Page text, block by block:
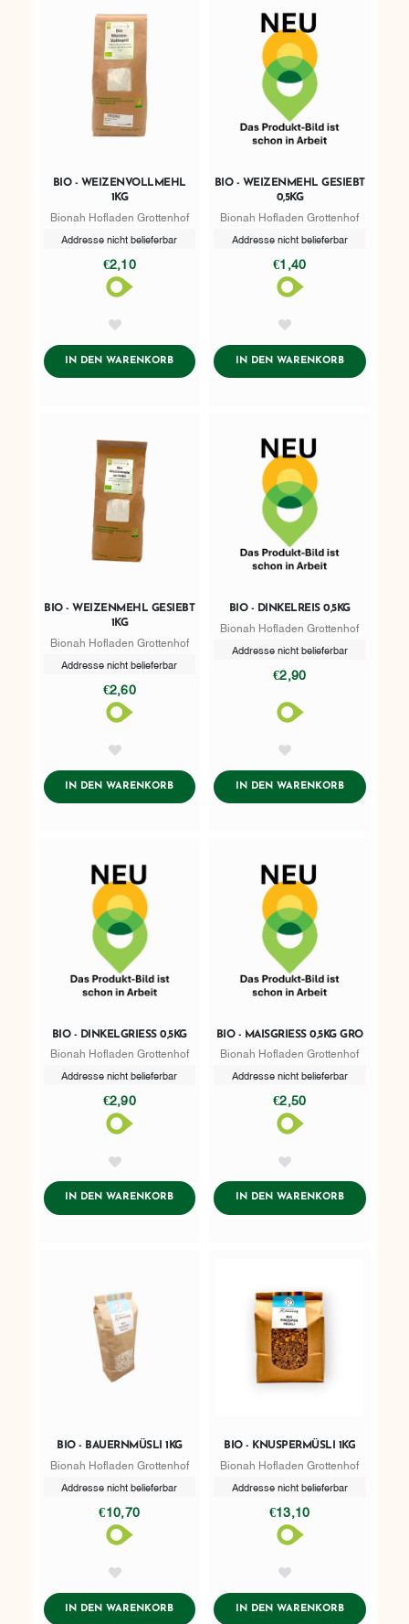
BIO - WEIZENVOLLMEHL
1KG
Bionah Hofladen Grottenhof
Addresse nicht belieferbar
€2,10
IN DEN WARENKORBADDTOCART
BIO - WEIZENMEHL GESIEBT
0,5KG
Bionah Hofladen Grottenhof
Addresse nicht belieferbar
€1,40
IN DEN WARENKORBADDTOCART
BIO - WEIZENMEHL GESIEBT
1KG
Bionah Hofladen Grottenhof
Addresse nicht belieferbar
€2,60
IN DEN WARENKORBADDTOCART
BIO - DINKELREIS 0,5KG
Bionah Hofladen Grottenhof
Addresse nicht belieferbar
€2,90
IN DEN WARENKORBADDTOCART
BIO - DINKELGRIESS 0,5KG
Bionah Hofladen Grottenhof
Addresse nicht belieferbar
€2,90
IN DEN WARENKORBADDTOCART
BIO - MAISGRIESS 0,5KG GRO
Bionah Hofladen Grottenhof
Addresse nicht belieferbar
€2,50
IN DEN WARENKORBADDTOCART
BIO - BAUERNMÜSLI 1KG
Bionah Hofladen Grottenhof
Addresse nicht belieferbar
€10,70
IN DEN WARENKORBADDTOCART
BIO - KNUSPERMÜSLI 1KG
Bionah Hofladen Grottenhof
Addresse nicht belieferbar
€13,10
IN DEN WARENKORBADDTOCART